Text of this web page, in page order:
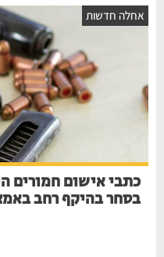
אחלה חדשות
בסחר בהיקף רחב